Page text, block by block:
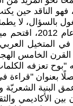
فهو الناقد حين
بالسؤال، لا
في كتابه
القرن الخامس
"قراءة في
البنية
الأكاديمي